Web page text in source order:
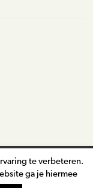
325 945
te verbeteren.
ga je hiermee